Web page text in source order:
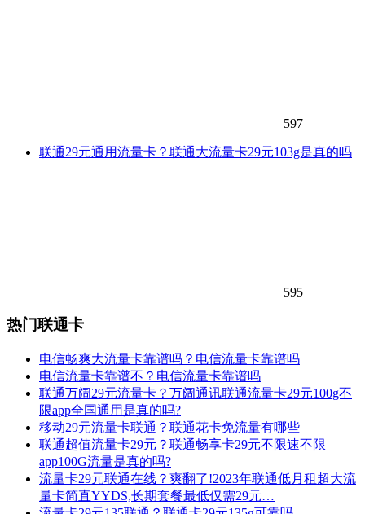
597
联通29元通用流量卡？联通大流量卡29元103g是真的吗
595
热门联通卡
电信畅爽大流量卡靠谱吗？电信流量卡靠谱吗
电信流量卡靠谱不？电信流量卡靠谱吗
联通万阔29元流量卡？万阔通讯联通流量卡29元100g不
限app全国通用是真的吗?
移动29元流量卡联通？联通花卡免流量有哪些
联通超值流量卡29元？联通畅享卡29元不限速不限
app100G流量是真的吗?
流量卡29元联通在线？爽翻了!2023年联通低月租超大流
量卡简直YYDS,长期套餐最低仅需29元…